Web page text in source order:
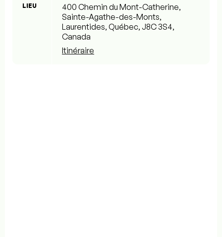
LIEU
400 Chemin du Mont-Catherine,
Sainte-Agathe-des-Monts,
Laurentides, Québec, J8C 3S4,
Canada
Itinéraire